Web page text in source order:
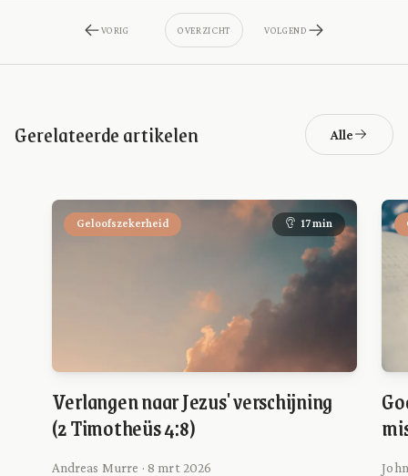
VORIG OVERZICHT VOLGEND
Gerelateerde artikelen Alle
Geloofszekerheid 17 min
Verlangen naar Jezus' verschijning
(2 Timotheüs 4:8)
Andreas Murre · 8 mrt 2026